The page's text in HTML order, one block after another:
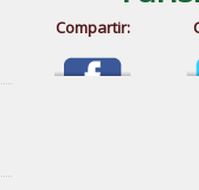
Compartir: